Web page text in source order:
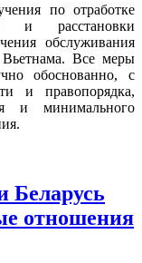
по отработке
и расстановки
обслуживания
Все меры
обоснованно, с
и правопорядка,
и минимального
Беларусь
отношения